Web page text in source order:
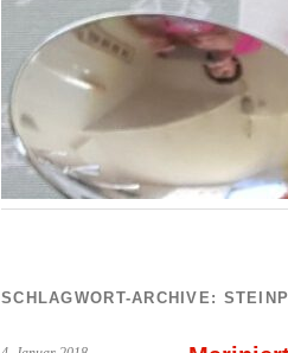
SCHLAGWORT-ARCHIVE: